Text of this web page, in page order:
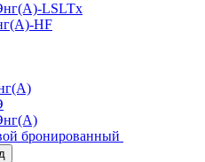
LSLTx
HF
бронированный